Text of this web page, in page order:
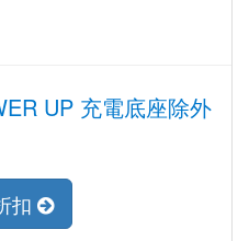
UP 充電底座除外
扣